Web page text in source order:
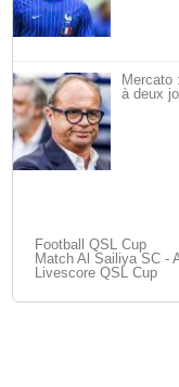
Mercato
à deux
Football QSL Cup
Match Al Sailiya SC -
Livescore QSL Cup